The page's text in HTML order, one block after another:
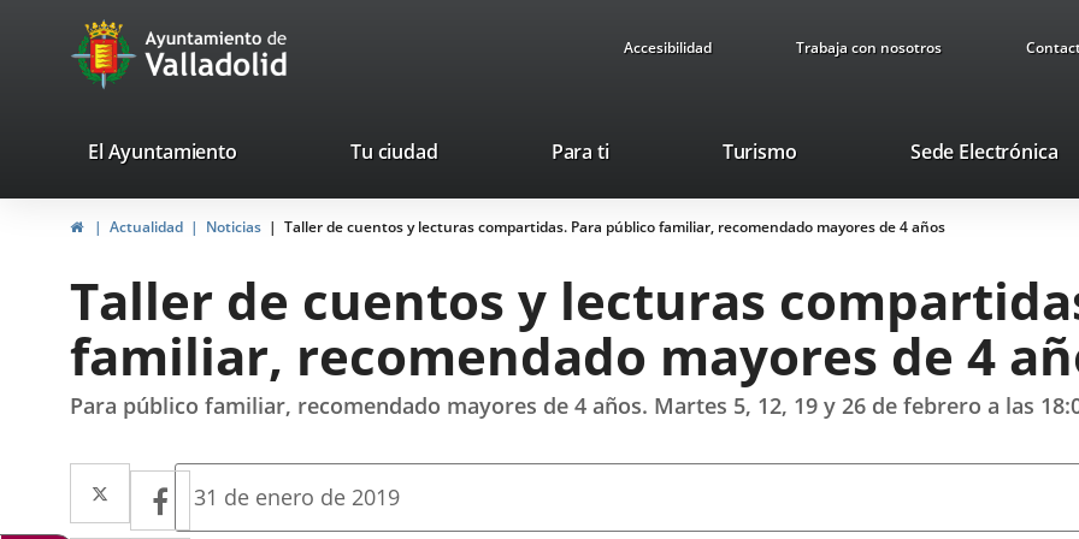
Portal
Web
Ayuntamiento
de
Accesibilidad Trabaja con nosotros
valladolid.es
El Ayuntamiento Tu ciudad Para ti TurismoEste
se
abrirá
ventana
Sede Electrónica
InicioActualidad Noticias Taller de cuentos y lecturas compartidas. Para público familiar, recomendado mayores de 4 años
Taller de cuentos y lecturas
familiar, recomendado mayores de 4
Para público familiar, recomendado mayores de 4 años. Martes 5, 12, 19 y 26 de febrero a las
Twitter
Enlace
a
Facebook
Enlace
Fecha
31 de enero de 2019